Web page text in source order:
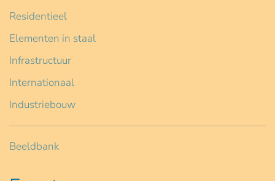
Residentieel
Elementen in staal
Infrastructuur
Internationaal
Industriebouw
Beeldbank